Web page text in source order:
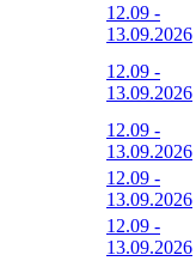
12.09 -
13.09.2026
12.09 -
13.09.2026
12.09 -
13.09.2026
12.09 -
13.09.2026
12.09 -
13.09.2026